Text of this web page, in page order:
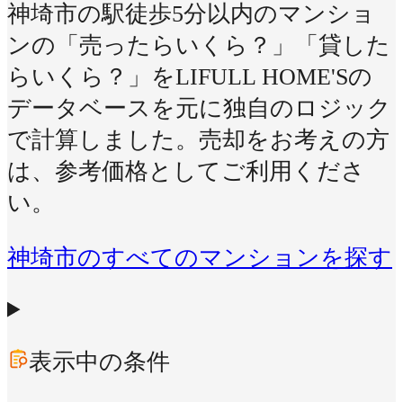
神埼市の駅徒歩5分以内のマンショ
ンの「売ったらいくら？」「貸した
らいくら？」をLIFULL HOME'Sの
データベースを元に独自のロジック
で計算しました。売却をお考えの方
は、参考価格としてご利用くださ
い。
神埼市のすべてのマンションを探す
表示中の条件